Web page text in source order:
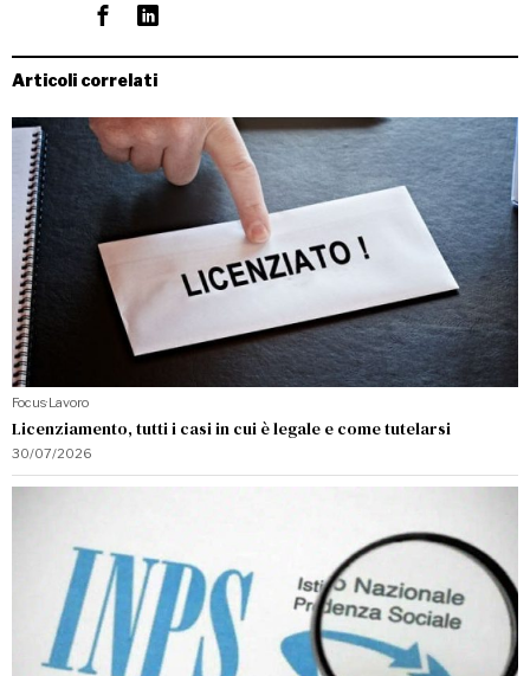
Articoli correlati
Focus·Lavoro
Licenziamento, tutti i casi in cui è legale e come tutelarsi
30/07/2026